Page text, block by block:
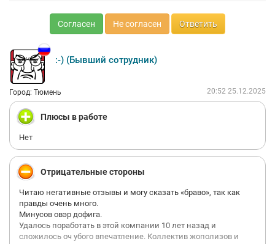
Согласен Не согласен Ответить
:-) (Бывший сотрудник)
Город: Тюмень 20:52 25.12.2025
Плюсы в работе
Нет
Отрицательные стороны
Читаю негативные отзывы и могу сказать «браво», так как
правды очень много.
Минусов овэр дофига.
Удалось поработать в этой компании 10 лет назад и
сложилось оч убого впечатление. Коллектив жополизов и